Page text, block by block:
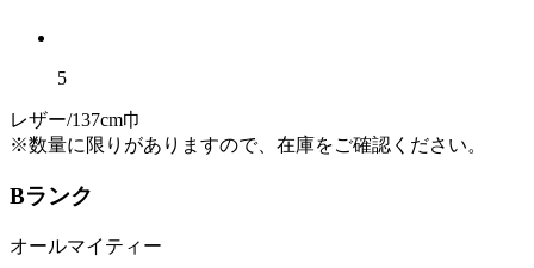
5
レザー/137cm巾
※数量に限りがありますので、在庫をご確認ください。
Bランク
オールマイティー